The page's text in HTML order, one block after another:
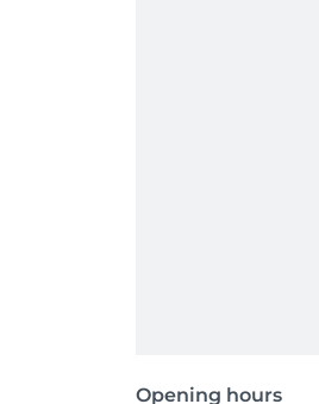
Opening hours